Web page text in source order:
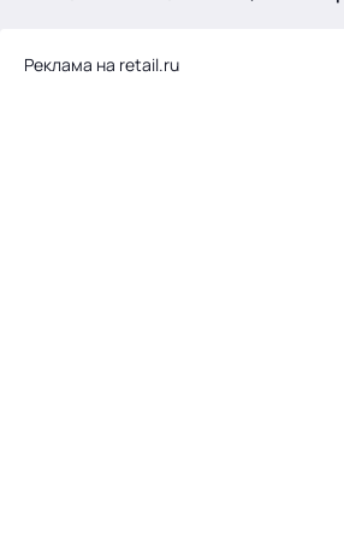
Реклама на retail.ru